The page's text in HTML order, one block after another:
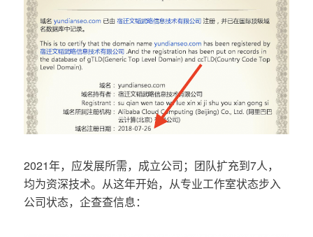
2021年，应发展所需，成立公司；团队扩充到7人，
均为资深技术。从这年开始，从专业工作室状态步入
公司状态，企查查信息：